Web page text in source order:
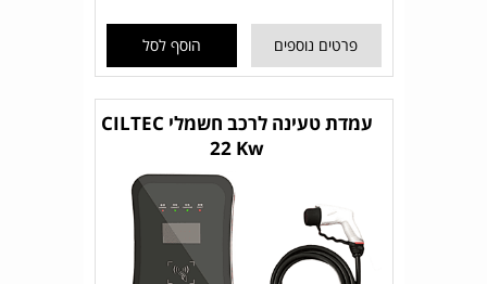
פרטים נוספים הוסף לסל
עמדת טעינה לרכב חשמלי CILTEC
22 Kw